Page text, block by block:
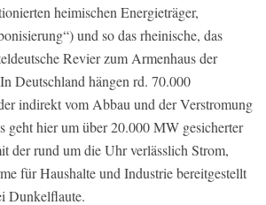
heimischen Energieträger,
und so das rheinische, das
Revier zum Armenhaus der
Deutschland hängen rd. 70.000
indirekt vom Abbau und der Verstromung
geht hier um über 20.000 MW gesicherter
der rund um die Uhr verlässlich Strom,
für Haushalte und Industrie bereitgestellt
Dunkelflaute.